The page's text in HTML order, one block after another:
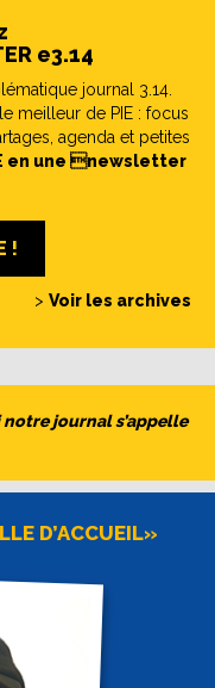
e3.14
journal 3.14.
meilleur de PIE : focus
agenda et petites
en une newsletter
!
> Voir les archives
journal s’appelle
D’ACCUEIL»